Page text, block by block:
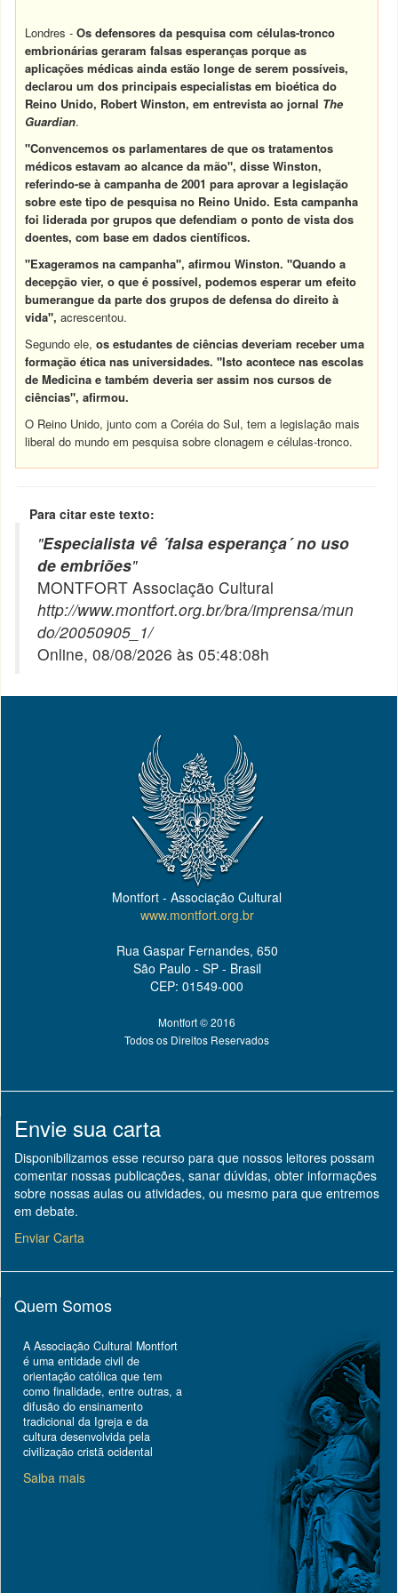
Londres -Os defensores da pesquisa com células-tronco
embrionárias geraram falsas esperanças porque as
aplicações médicas ainda estão longe de serem possíveis,
declarou um dos principais especialistas em bioética do
Reino Unido, Robert Winston, em entrevista ao jornal The
Guardian.
"Convencemos os parlamentares de que os tratamentos
médicos estavam ao alcance da mão", disse Winston,
referindo-se à campanha de 2001 para aprovar a legislação
sobre este tipo de pesquisa no Reino Unido. Esta campanha
foi liderada por grupos que defendiam o ponto de vista dos
doentes, com base em dados científicos.
"Exageramos na campanha", afirmou Winston. "Quando a
decepção vier, o que é possível, podemos esperar um efeito
bumerangue da parte dos grupos de defensa do direito à
vida", acrescentou.
Segundo ele,os estudantes de ciências deveriam receber uma
formação ética nas universidades. "Isto acontece nas escolas
de Medicina e também deveria ser assim nos cursos de
ciências", afirmou.
O Reino Unido, junto com a Coréia do Sul, tem a legislação mais
liberal do mundo em pesquisa sobre clonagem e células-tronco.
Para citar este texto:
"Especialista vê ´falsa esperança´ no uso
de embriões"
MONTFORT Associação Cultural
http://www.montfort.org.br/bra/imprensa/mun
do/20050905_1/
Online, 08/08/2026 às 05:48:08h
Montfort - Associação Cultural
www.montfort.org.br
Rua Gaspar Fernandes, 650
São Paulo - SP - Brasil
CEP: 01549-000
Montfort © 2016
Todos os Direitos Reservados
Envie sua carta
Disponibilizamos esse recurso para que nossos leitores possam
comentar nossas publicações, sanar dúvidas, obter informações
sobre nossas aulas ou atividades, ou mesmo para que entremos
em debate.
Enviar Carta
Quem Somos
A Associação Cultural Montfort
é uma entidade civil de
orientação católica que tem
como finalidade, entre outras, a
difusão do ensinamento
tradicional da Igreja e da
cultura desenvolvida pela
civilização cristã ocidental
Saiba mais